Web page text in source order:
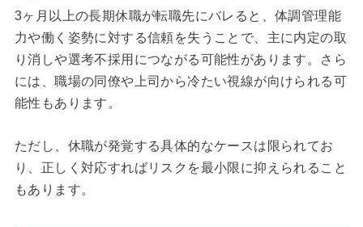
3ヶ月以上の長期休職が転職先にバレると、体調管理能
力や働く姿勢に対する信頼を失うことで、主に内定の取
り消しや選考不採用につながる可能性があります。さら
には、職場の同僚や上司から冷たい視線が向けられる可
能性もあります。
ただし、休職が発覚する具体的なケースは限られてお
り、正しく対応すればリスクを最小限に抑えられること
もあります。